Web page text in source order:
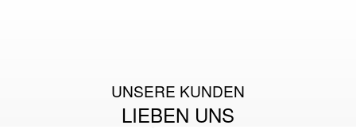
UNSERE KUNDEN
LIEBEN UNS